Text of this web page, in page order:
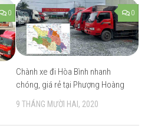
0 0
Chành xe đi Hòa Bình nhanh
chóng, giá rẻ tại Phượng Hoàng
9 THÁNG MƯỜI HAI, 2020